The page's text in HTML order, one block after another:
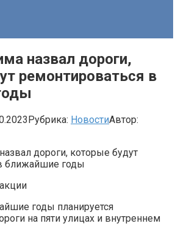
назвал дороги,
ремонтироваться в
Рубрика: НовостиАвтор:
годы планируется
на пяти улицах и внутреннем